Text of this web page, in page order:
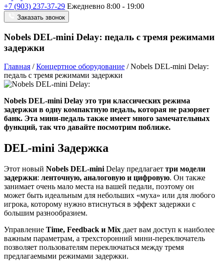
+7 (903) 237-37-29 Ежедневно 8:00 - 19:00
Заказать звонок
Nobels DEL-mini Delay: педаль с тремя режимами
задержки
Главная /Концертное оборудование /Nobels DEL-mini Delay:
педаль с тремя режимами задержки
Nobels DEL-mini Delay это три классических режима
задержки в одну компактную педаль, которая не разоряет
банк. Эта мини-педаль также имеет много замечательных
функций, так что давайте посмотрим поближе.
DEL-mini Задержка
Этот новый Nobels DEL-mini Delay предлагает три модели
задержки: ленточную, аналоговую и цифровую. Он также
занимает очень мало места на вашей педали, поэтому он
может быть идеальным для небольших «муха» или для любого
игрока, которому нужно втиснуться в эффект задержки с
большим разнообразием.
Управление Time, Feedback и Mix дает вам доступ к наиболее
важным параметрам, а трехсторонний мини-переключатель
позволяет пользователям переключаться между тремя
предлагаемыми режимами задержки.